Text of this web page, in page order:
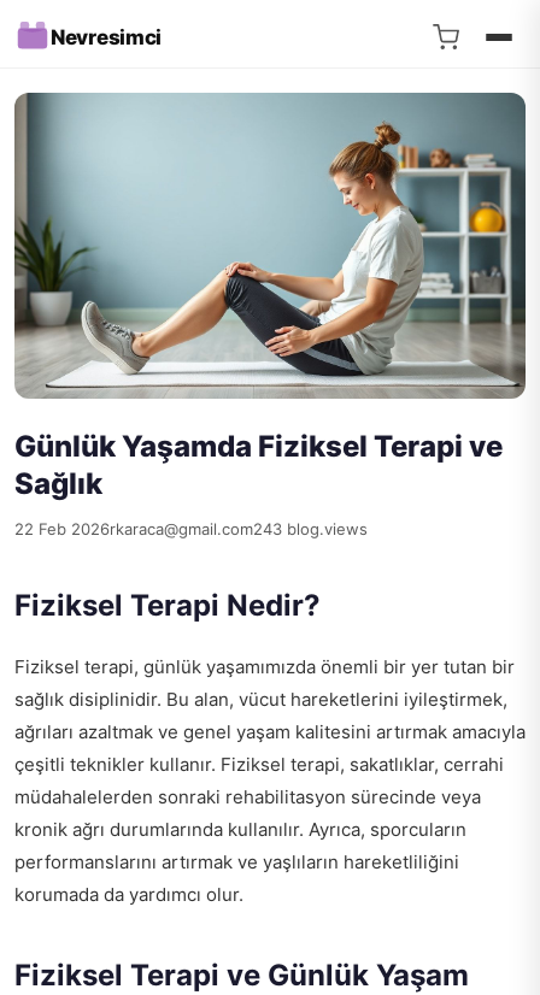
Nevresimci
Günlük Yaşamda Fiziksel Terapi ve
Sağlık
22 Feb 2026rkaraca@gmail.com243 blog.views
Fiziksel Terapi Nedir?
Fiziksel terapi, günlük yaşamımızda önemli bir yer tutan bir
sağlık disiplinidir. Bu alan, vücut hareketlerini iyileştirmek,
ağrıları azaltmak ve genel yaşam kalitesini artırmak amacıyla
çeşitli teknikler kullanır. Fiziksel terapi, sakatlıklar, cerrahi
müdahalelerden sonraki rehabilitasyon sürecinde veya
kronik ağrı durumlarında kullanılır. Ayrıca, sporcuların
performanslarını artırmak ve yaşlıların hareketliliğini
korumada da yardımcı olur.
Fiziksel Terapi ve Günlük Yaşam